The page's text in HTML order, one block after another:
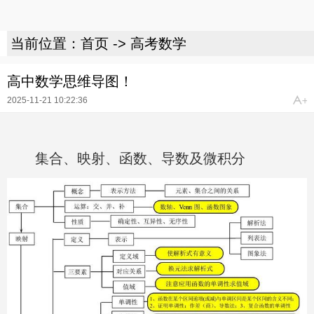
当前位置： 首页 -> 高考数学
高中数学思维导图！
2025-11-21 10:22:36
集合、映射、函数、导数及微积分